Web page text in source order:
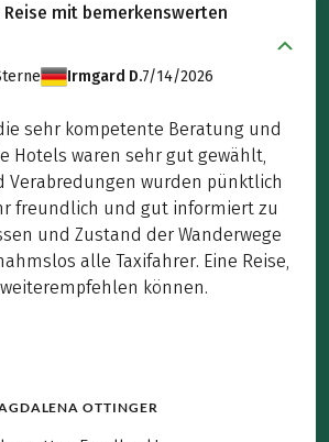
Reise mit bemerkenswerten
Irmgard D.7/14/2026
sehr kompetente Beratung und
Hotels waren sehr gut gewählt,
Verabredungen wurden pünktlich
freundlich und gut informiert zu
und Zustand der Wanderwege
alle Taxifahrer. Eine Reise,
können.
OTTINGER